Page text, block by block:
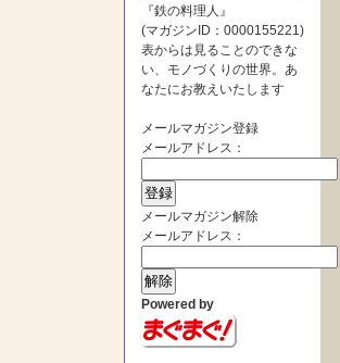
『鉄の料理人』
(マガジンID：0000155221)
表からは見ることのできな
い、モノづくりの世界。あ
なたにお教えいたします
メールマガジン登録
メールアドレス：
メールマガジン解除
メールアドレス：
Powered by